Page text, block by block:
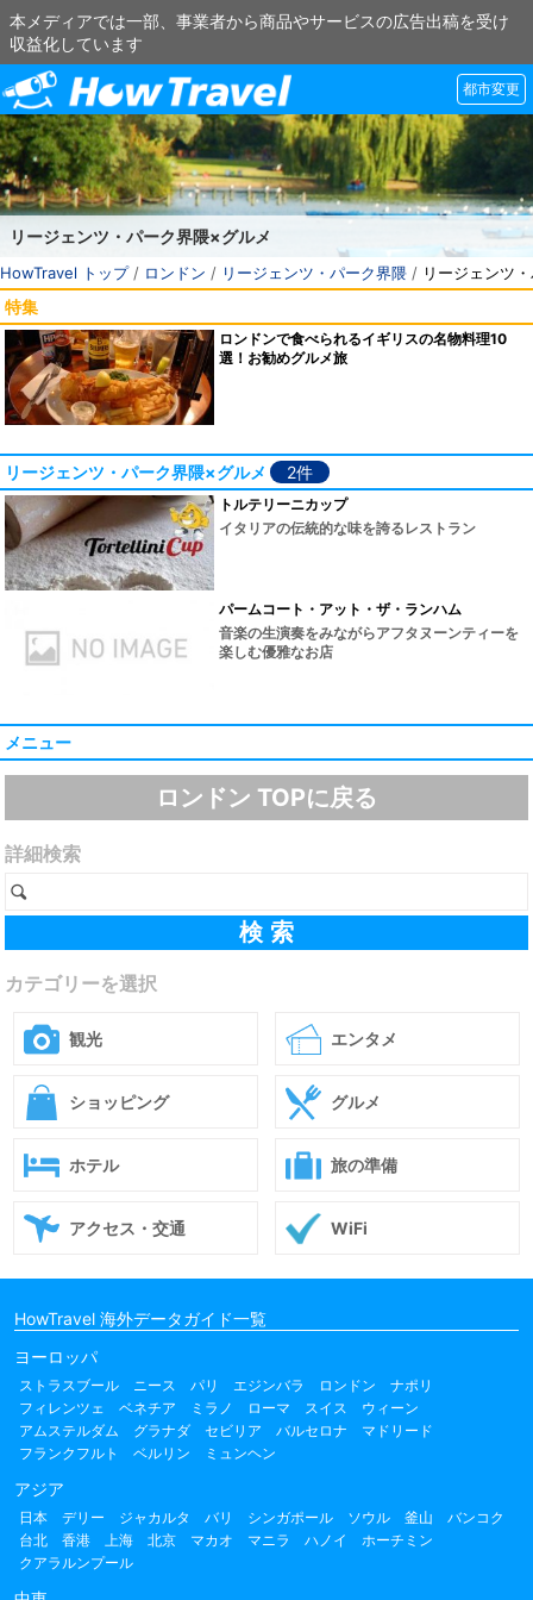
本メディアでは一部、事業者から商品やサービスの広告出稿を受け
収益化しています
都市変更
リージェンツ・パーク界隈×グルメ
HowTravel トップ/ ロンドン / リージェンツ・パーク界隈 / リージェンツ
特集
ロンドンで食べられるイギリスの名物料理10
選！お勧めグルメ旅
リージェンツ・パーク界隈×グルメ 2件
トルテリーニカップ
イタリアの伝統的な味を誇るレストラン
パームコート・アット・ザ・ランハム
音楽の生演奏をみながらアフタヌーンティーを
楽しむ優雅なお店
メニュー
ロンドン TOPに戻る
詳細検索
カテゴリーを選択
観光 エンタメ
ショッピング グルメ
ホテル 旅の準備
アクセス・交通 WiFi
HowTravel 海外データガイド一覧
ヨーロッパ
ストラスブール ニース パリ エジンバラ ロンドン
ナポリ
フィレンツェ
ベネチア ミラノ ローマ スイス
ウィーン
アムステルダム
グラナダ セビリア バルセロナ
マドリード
フランクフルト
ベルリン ミュンヘン
アジア
日本 デリー ジャカルタ バリ シンガポール ソウル 釜山
バンコク
台北
香港 上海 北京 マカオ マニラ ハノイ
ホーチミン
クアラルンプール